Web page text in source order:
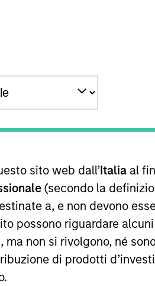
sito web dall’Italia al
(secondo la
a, e non devono
possono riguardare
ma non si rivolgono, né
di prodotti
promozionale.
performance e agli indici sono
informazioni sui Rendimenti